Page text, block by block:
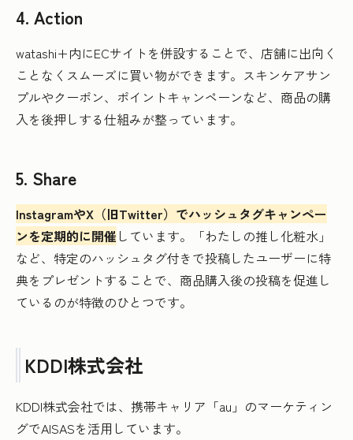
4. Action
watashi+内にECサイトを併設することで、店舗に出向く
ことなくスムーズに買い物ができます。スキンケアサン
プルやクーポン、ポイントキャンペーンなど、商品の購
入を後押しする仕組みが整っています。
5. Share
InstagramやX（旧Twitter）でハッシュタグキャンペー
ンを定期的に開催 しています。「わたしの推し化粧水」
など、特定のハッシュタグ付きで投稿したユーザーに特
典をプレゼントすることで、商品購入後の投稿を促進し
ているのが特徴のひとつです。
KDDI株式会社
KDDI株式会社では、携帯キャリア「au」のマーケティン
グでAISASを活用しています。